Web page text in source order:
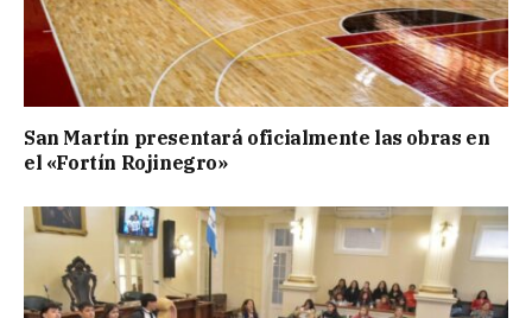
San Martín presentará oficialmente las obras en
el «Fortín Rojinegro»